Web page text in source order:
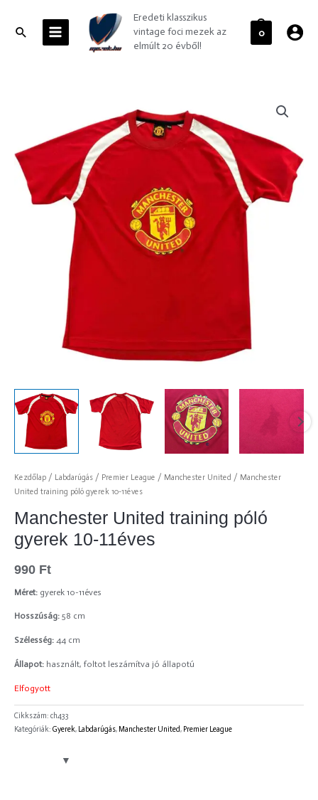
contentSearchMENU
Eredeti klasszikus
vintage foci mezek az
elmúlt 20 évből!
0
Kezdőlap / Labdarúgás / Premier League / Manchester United / Manchester
United training póló gyerek 10-11éves
Manchester United training póló
gyerek 10-11éves
990 Ft
Méret: gyerek 10-11éves
Hosszúság: 58 cm
Szélesség: 44 cm
Állapot: használt, foltot leszámítva jó állapotú
Elfogyott
Cikkszám: ch433
Kategóriák: Gyerek, Labdarúgás, Manchester United, Premier League